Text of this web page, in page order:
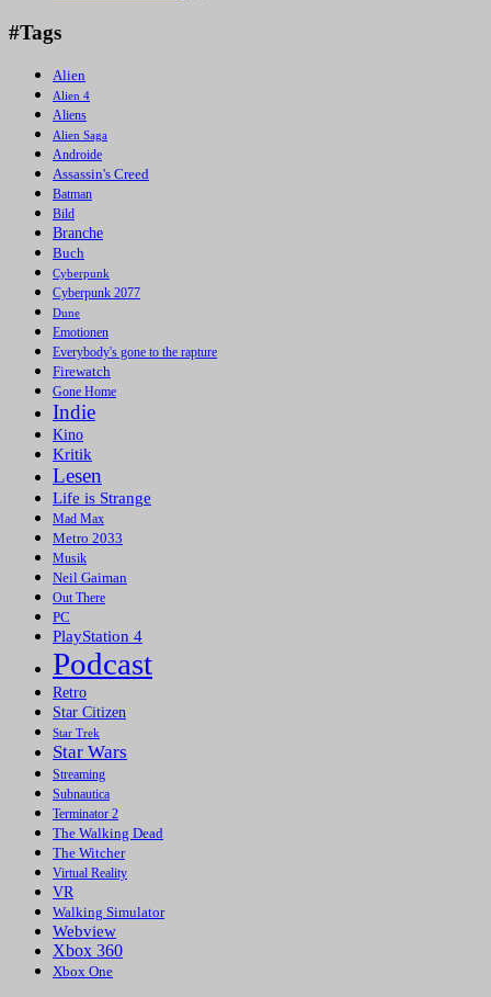
#Tags
Alien
Alien 4
Aliens
Alien Saga
Androide
Assassin's Creed
Batman
Bild
Branche
Buch
Cyberpunk
Cyberpunk 2077
Dune
Emotionen
Everybody's gone to the rapture
Firewatch
Gone Home
Indie
Kino
Kritik
Lesen
Life is Strange
Mad Max
Metro 2033
Musik
Neil Gaiman
Out There
PC
PlayStation 4
Podcast
Retro
Star Citizen
Star Trek
Star Wars
Streaming
Subnautica
Terminator 2
The Walking Dead
The Witcher
Virtual Reality
VR
Walking Simulator
Webview
Xbox 360
Xbox One